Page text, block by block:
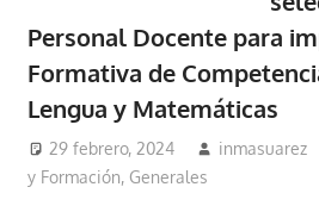
Personal Docente para
Formativa de
Lengua y Matemáticas
29 febrero, 2024 inmasuarez
y Formación, Generales